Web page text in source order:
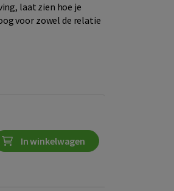
laat zien hoe je
voor zowel de relatie
In winkelwagen